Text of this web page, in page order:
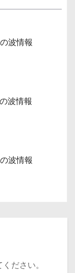
波情報
波情報
波情報
ください。